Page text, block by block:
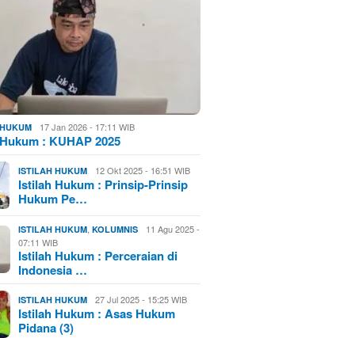
17 Jan 2026 - 17:11 WIB
: KUHAP 2025
ISTILAH HUKUM 12 Okt 2025 - 16:51 WIB
Istilah Hukum : Prinsip-Prinsip
Hukum Pe…
ISTILAH HUKUM ,KOLUMNIS
11 Agu 2025 -
07:11 WIB
Istilah Hukum : Perceraian di
Indonesia …
ISTILAH HUKUM 27 Jul 2025 - 15:25 WIB
Istilah Hukum : Asas Hukum
Pidana (3)